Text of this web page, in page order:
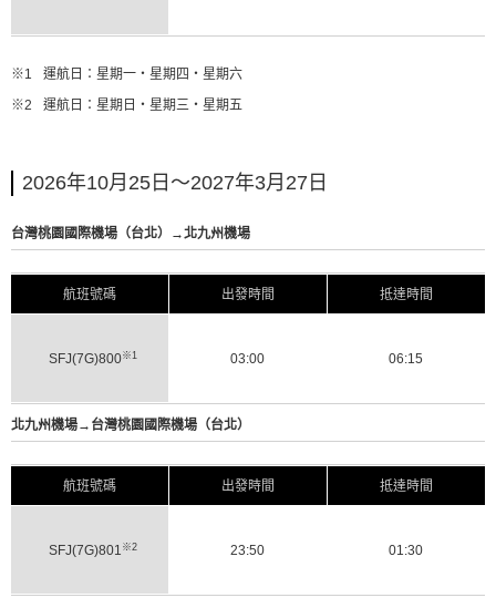
※1
運航日：星期一・星期四・星期六
※2
運航日：星期日・星期三・星期五
2026年10月25日～2027年3月27日
台灣桃園國際機場（台北）→北九州機場
航班號碼 出發時間 抵達時間
SFJ(7G)800※1 03:00 06:15
北九州機場→台灣桃園國際機場（台北）
航班號碼 出發時間 抵達時間
SFJ(7G)801 ※2 23:50 01:30